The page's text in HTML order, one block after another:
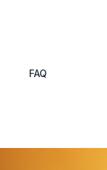
FAQ